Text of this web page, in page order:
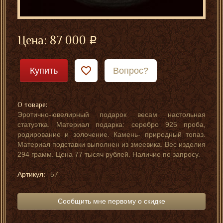
Цена:87 000
Купить Вопрос?
О товаре:
Эротично-ювелирный подарок весам настольная
статуэтка. Материал подарка: серебро 925 проба,
родирование и золочение. Камень- природный топаз.
Материал подставки выполнен из змеевика. Вес изделия
294 грамм. Цена 77 тысяч рублей. Наличие по запросу.
Артикул: 57
Сообщить мне первому о скидке